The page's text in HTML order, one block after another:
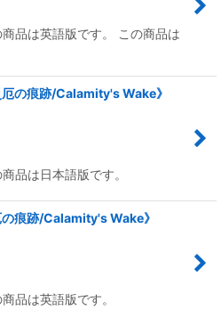
品は英語版です。 この商品は
の痕跡/Calamity's Wake》
品は日本語版です。
痕跡/Calamity's Wake》
品は英語版です。